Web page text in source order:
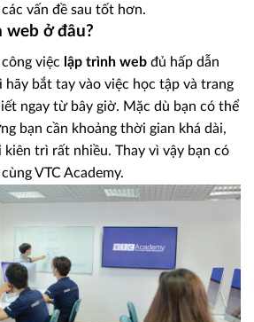
vấn đề sau tốt hơn.
web ở đâu?
việc lập trình web đủ hấp dẫn
hãy bắt tay vào việc học tập và trang
ngay từ bây giờ. Mặc dù bạn có thể
bạn cần khoảng thời gian khá dài,
trì rất nhiều. Thay vì vậy bạn có
VTC Academy.